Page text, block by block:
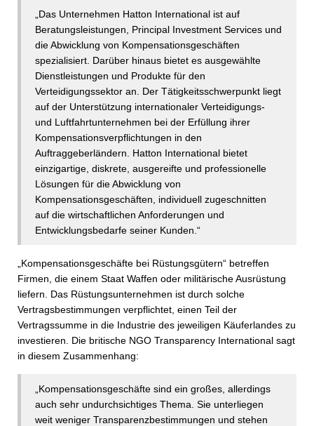
„Das Unternehmen Hatton International ist auf
Beratungsleistungen, Principal Investment Services und
die Abwicklung von Kompensationsgeschäften
spezialisiert. Darüber hinaus bietet es ausgewählte
Dienstleistungen und Produkte für den
Verteidigungssektor an. Der Tätigkeitsschwerpunkt liegt
auf der Unterstützung internationaler Verteidigungs-
und Luftfahrtunternehmen bei der Erfüllung ihrer
Kompensationsverpflichtungen in den
Auftraggeberländern. Hatton International bietet
einzigartige, diskrete, ausgereifte und professionelle
Lösungen für die Abwicklung von
Kompensationsgeschäften, individuell zugeschnitten
auf die wirtschaftlichen Anforderungen und
Entwicklungsbedarfe seiner Kunden.“
„Kompensationsgeschäfte bei Rüstungsgütern“ betreffen
Firmen, die einem Staat Waffen oder militärische Ausrüstung
liefern. Das Rüstungsunternehmen ist durch solche
Vertragsbestimmungen verpflichtet, einen Teil der
Vertragssumme in die Industrie des jeweiligen Käuferlandes zu
investieren. Die britische NGO Transparency International sagt
in diesem Zusammenhang:
„Kompensationsgeschäfte sind ein großes, allerdings
auch sehr undurchsichtiges Thema. Sie unterliegen
weit weniger Transparenzbestimmungen und stehen